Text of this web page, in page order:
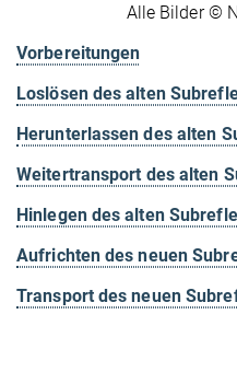
Alle Bilder ©
Vorbereitungen
Loslösen des alten
Herunterlassen des alten
Weitertransport des alten
Hinlegen des alten
Aufrichten des neuen
Transport des neuen